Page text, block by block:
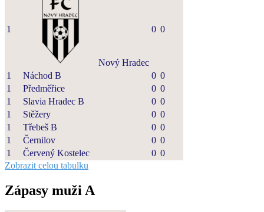
1
Nový Hradec
0 0
1 Náchod B 0 0
1
Předměřice 0 0
1
Slavia Hradec B 0 0
1
Stěžery 0 0
1
Třebeš B 0 0
1
Černilov 0 0
1
Červený Kostelec 0 0
Zobrazit celou tabulku
Zápasy muži A